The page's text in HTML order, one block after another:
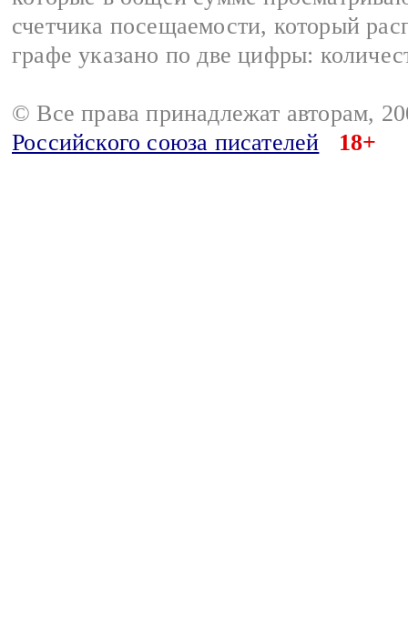
счетчика посещаемости, который
графе указано по две цифры:
© Все права принадлежат авторам,
Российского союза писателей
18+